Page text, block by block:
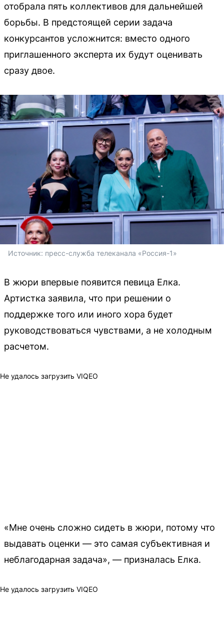
отобрала пять коллективов для дальнейшей
борьбы. В предстоящей серии задача
конкурсантов усложнится: вместо одного
приглашенного эксперта их будут оценивать
сразу двое.
Источник: пресс-служба телеканала «Россия-1»
В жюри впервые появится певица Елка.
Артистка заявила, что при решении о
поддержке того или иного хора будет
руководствоваться чувствами, а не холодным
расчетом.
Не удалось загрузить VIQEO
«Мне очень сложно сидеть в жюри, потому что
выдавать оценки — это самая субъективная и
неблагодарная задача», — призналась Елка.
Не удалось загрузить VIQEO